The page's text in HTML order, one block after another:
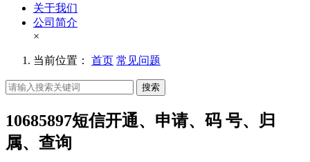
关于我们
公司简介
×
当前位置： 首页 常见问题
搜索
10685897短信开通、申请、码 号、归
属、查询